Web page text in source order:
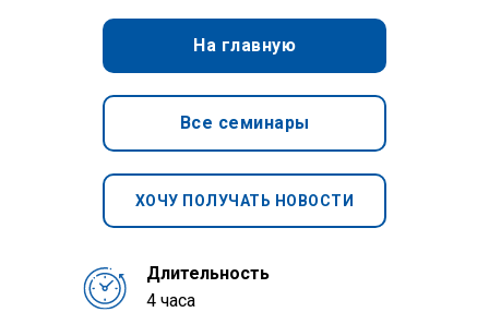
Длительность
4 часа
На главную
ХОЧУ ПОЛУЧАТЬ НОВОСТИ
Все семинары